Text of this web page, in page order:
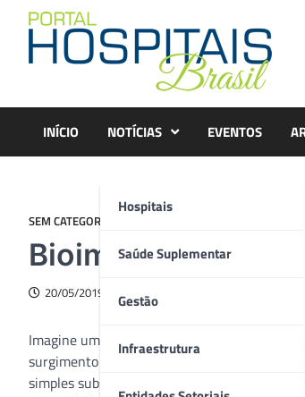
content
INÍCIO NOTÍCIAS
Hospitais
Saúde Suplementar
Gestão
Infraestrutura
EVENTOS
SEM CATEGORIA
Bioimpressão de
20/05/2019
Imagine uma pessoa cujos rins não
surgimento da bioimpressão, evolução da
simples substituição de peças de um